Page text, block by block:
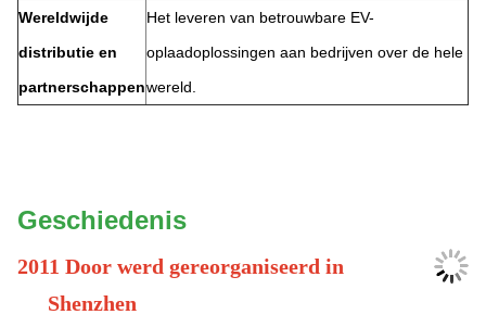
Wereldwijde
distributie en
partnerschappen
Het leveren van betrouwbare EV-
oplaadoplossingen aan bedrijven over de hele
wereld.
Geschiedenis
2011 Door werd gereorganiseerd in
Shenzhen